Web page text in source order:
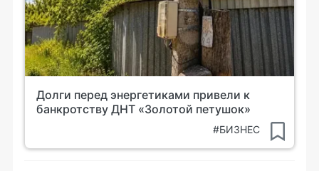
Долги перед энергетиками привели к
банкротству ДНТ «Золотой петушок»
#БИЗНЕС